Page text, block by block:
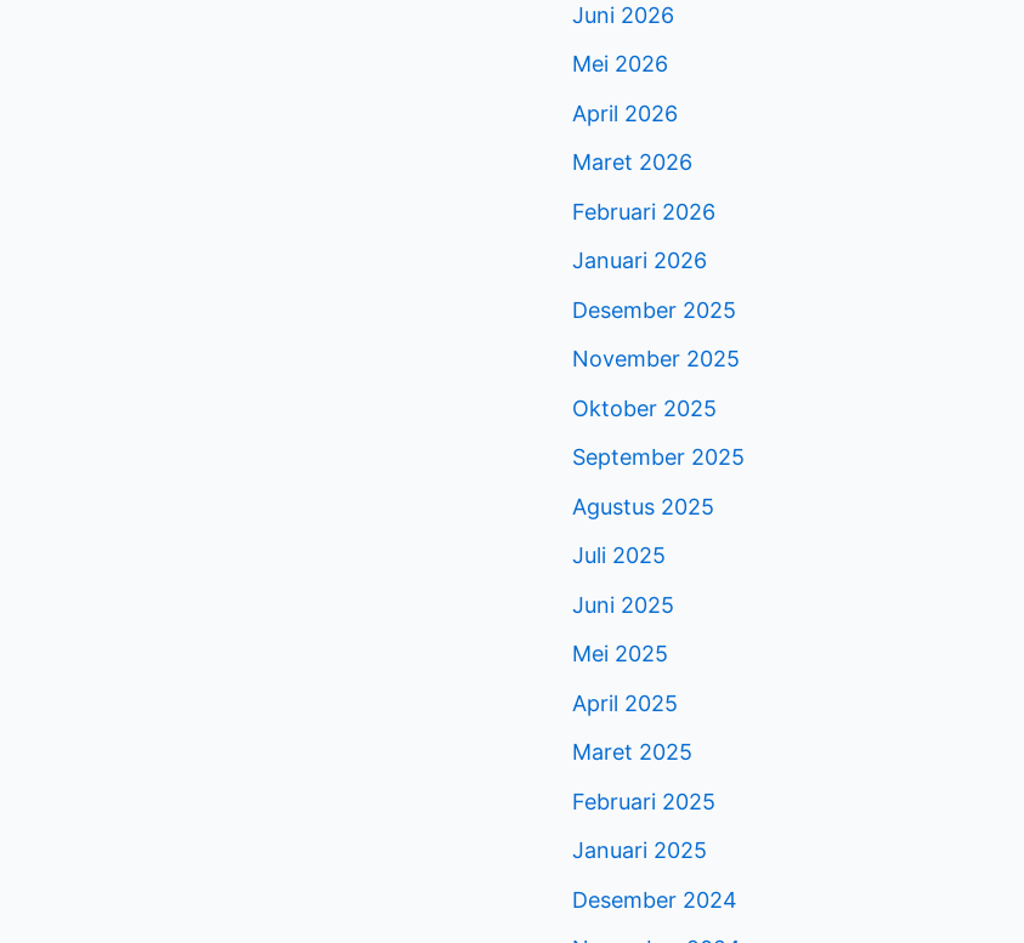
Juni 2026
Mei 2026
April 2026
Maret 2026
Februari 2026
Januari 2026
Desember 2025
November 2025
Oktober 2025
September 2025
Agustus 2025
Juli 2025
Juni 2025
Mei 2025
April 2025
Maret 2025
Februari 2025
Januari 2025
Desember 2024